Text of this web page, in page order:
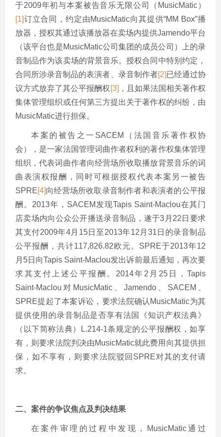
于2009年初与本案被告音乐无限公司（MusicMatic）
[1]订立合同，约定由MusicMatic向其提供“MM Box”播
放器，授权其通过该播放器在卖场内提供Jamendo平台
（该平台也是MusicMatic公司集团的成员公司）上的录
音制品作为该卖场的背景音乐。授权合同中特别约定，
合同所涉录音制品的表演者、录音制作者[2]已经通过协
议方式放弃了其公平报酬权 [3] ，且如果法国相关著作权
集体管理组织或任何第三方提出关于著作权的纠纷，由
MusicMatic进行担保。
本案的被告之一SACEM（法国音乐著作权协
会），是一家法国管理词曲作者权利的著作权集体管理
组织，代表词曲作者向经营场所收取播放背景音乐的词
曲表演权报酬，同时可根据授权代表本案另一被告
SPRE[4]向经营场所收取录音制作者和表演者的公平报
酬。2013年，SACEM发现Tapis Saint-Maclou在其门
店卖场内向公众公开播送录音制品，遂于3月22日要求
其支付2009年4月15日至2013年12月31日的录音制品
公平报酬，共计117,826.82欧元。SPRE于2013年12
月5日向Tapis Saint-Maclou发出诉前最后通知，再次要
求其支付上述公平报酬。2014年2月25日，Tapis
Saint-Maclou对MusicMatic、Jamendo、SACEM、
SPRE提起了本案诉讼，要求法院确认MusicMatic为其
提供使用的录音制品是否享有法国《知识产权法典》
（以下简称法典）L.214-1条规定的公平报酬权，如享
有，则要求法院判决由MusicMatic就此费用向其提供担
保，如不享有，则要求法院驳回SPRE对其的支付请
求。
二、案件的争议焦点及判决结果
在案件审理的过程中发现，MusicMatic通过